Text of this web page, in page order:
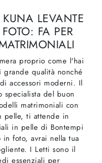
LEVANTE
FA PER
proprio come l'hai
qualità nonché
accessori moderni. Il
specialista del buon
matrimoniali con
pelle, ti attende in
in pelle di Bontempi
foto, avrai nella tua
I Letti sono il
essenziali per